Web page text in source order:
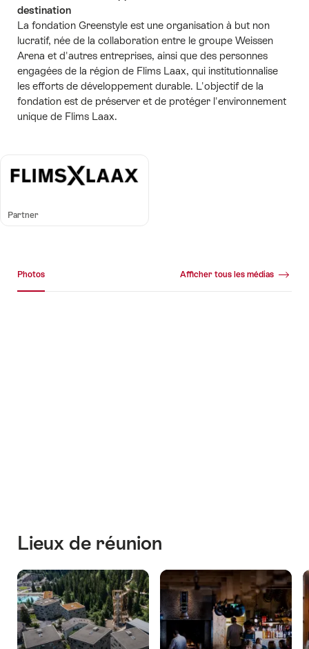
destination
La fondation Greenstyle est une organisation à but non
lucratif, née de la collaboration entre le groupe Weissen
Arena et d'autres entreprises, ainsi que des personnes
engagées de la région de Flims Laax, qui institutionnalise
les efforts de développement durable. L'objectif de la
fondation est de préserver et de protéger l'environnement
unique de Flims Laax.
Partner
Photos Afficher tous les médias
Lieux de réunion